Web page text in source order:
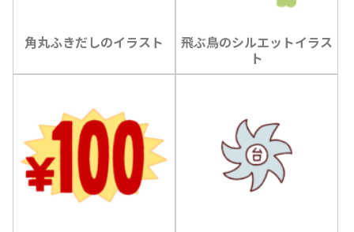
角丸ふきだしのイラスト
飛ぶ鳥のシルエットイラス
ト